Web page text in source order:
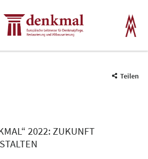
Teilen
2022: ZUKUNFT